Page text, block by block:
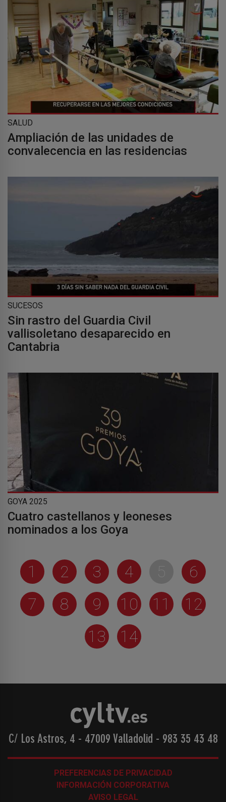
SALUD
Ampliación de las unidades de
convalecencia en las residencias
SUCESOS
Sin rastro del Guardia Civil
vallisoletano desaparecido en
Cantabria
GOYA 2025
Cuatro castellanos y leoneses
nominados a los Goya
1 2 3 4 5
6
7
8 9 10 11
12
13
14
C/ Los Astros, 4 - 47009 Valladolid - 983 35 43 48
PREFERENCIAS DE PRIVACIDAD
INFORMACIÓN CORPORATIVA
AVISO LEGAL